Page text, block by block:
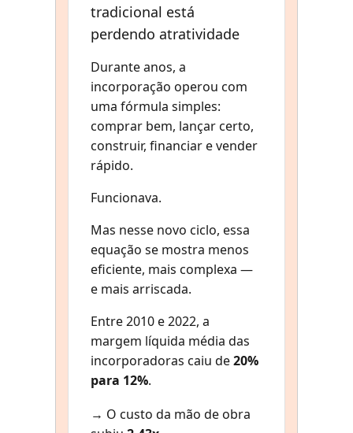
tradicional está
perdendo atratividade
Durante anos, a
incorporação operou com
uma fórmula simples:
comprar bem, lançar certo,
construir, financiar e vender
rápido.
Funcionava.
Mas nesse novo ciclo, essa
equação se mostra menos
eficiente, mais complexa —
e mais arriscada.
Entre 2010 e 2022, a
margem líquida média das
incorporadoras caiu de20%
para 12%.
→ O custo da mão de obra